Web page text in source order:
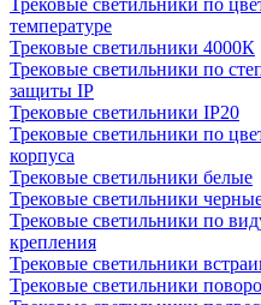
Трековые светильники по
температуре
Трековые светильники 4000К
Трековые светильники по
защиты IP
Трековые светильники IP20
Трековые светильники по
корпуса
Трековые светильники белые
Трековые светильники
Трековые светильники по
крепления
Трековые светильники
Трековые светильники